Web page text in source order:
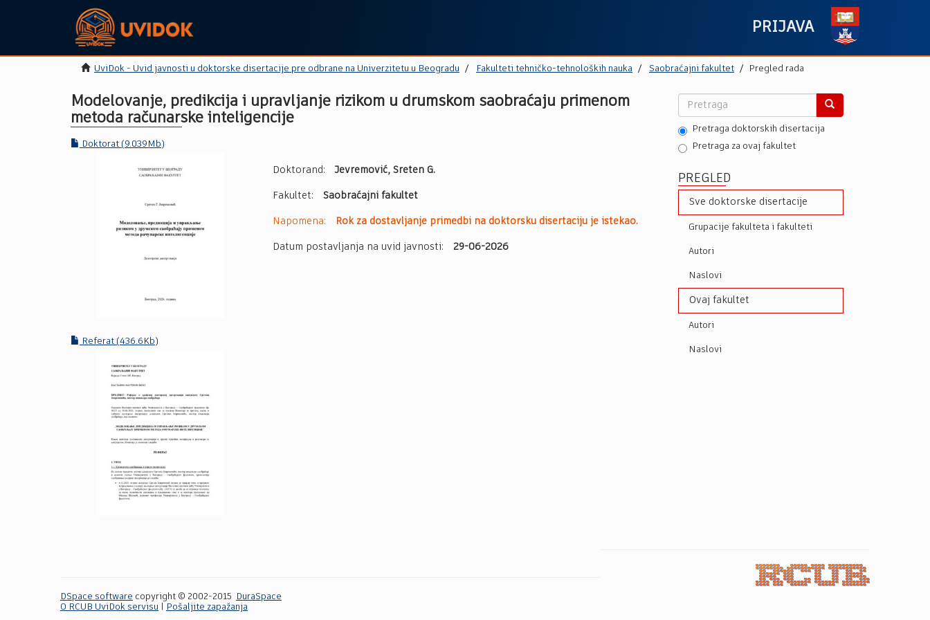
PRIJAVA
UviDok - Uvid javnosti u doktorske disertacije pre odbrane na Univerzitetu u Beogradu Fakulteti tehničko-tehnoloških nauka Saobraćajni fakultet Pregled rada
Modelovanje, predikcija i upravljanje rizikom u drumskom saobraćaju primenom
metoda računarske inteligencije
Doktorat (9.039Mb)
Referat (436.6Kb)
Doktorand: Jevremović, Sreten G.
Fakultet: Saobraćajni fakultet
Napomena: Rok za dostavljanje primedbi na doktorsku disertaciju je istekao.
Datum postavljanja na uvid javnosti: 29-06-2026
Pretraga doktorskih disertacija
Pretraga za ovaj fakultet
PREGLED
Sve doktorske disertacije
Grupacije fakulteta i fakulteti
Autori
Naslovi
Ovaj fakultet
Autori
Naslovi
DSpace software copyright © 2002-2015
DuraSpace
O RCUB UviDok servisu
Pošaljite zapažanja